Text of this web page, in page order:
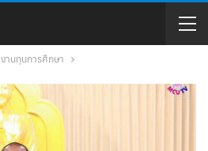
งานทุนการศึกษา